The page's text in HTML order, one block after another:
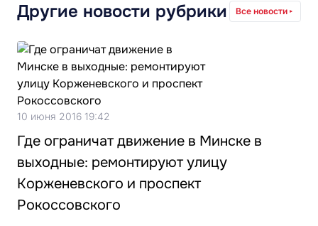
Другие новости рубрики Все новости
10 июня 2016 19:42
Где ограничат движение в Минске в
выходные: ремонтируют улицу
Корженевского и проспект
Рокоссовского